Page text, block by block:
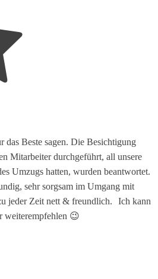
das Beste sagen. Die Besichtigung
Mitarbeiter durchgeführt, all unsere
Umzugs hatten, wurden beantwortet.
sehr sorgsam im Umgang mit
jeder Zeit nett & freundlich. Ich kann
weiterempfehlen 😉